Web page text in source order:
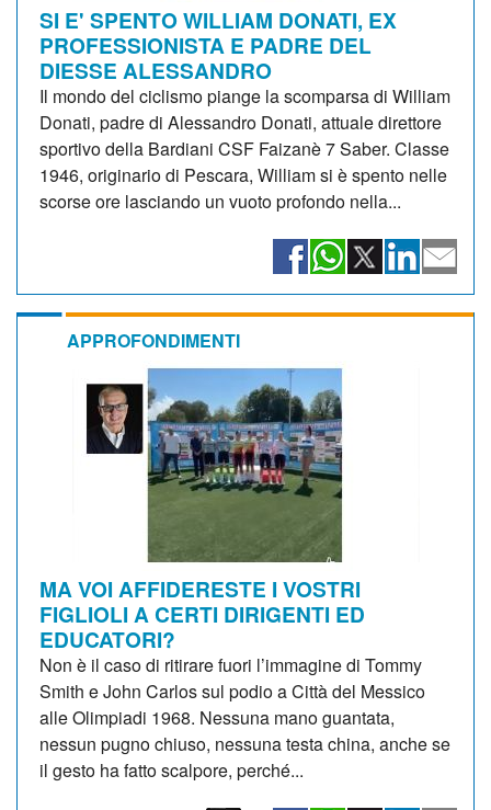
SI E' SPENTO WILLIAM DONATI, EX
PROFESSIONISTA E PADRE DEL
DIESSE ALESSANDRO
Il mondo del ciclismo piange la scomparsa di William
Donati, padre di Alessandro Donati, attuale direttore
sportivo della Bardiani CSF Faizanè 7 Saber. Classe
1946, originario di Pescara, William si è spento nelle
scorse ore lasciando un vuoto profondo nella...
APPROFONDIMENTI
MA VOI AFFIDERESTE I VOSTRI
FIGLIOLI A CERTI DIRIGENTI ED
EDUCATORI?
Non è il caso di ritirare fuori l’immagine di Tommy
Smith e John Carlos sul podio a Città del Messico
alle Olimpiadi 1968. Nessuna mano guantata,
nessun pugno chiuso, nessuna testa china, anche se
il gesto ha fatto scalpore, perché...